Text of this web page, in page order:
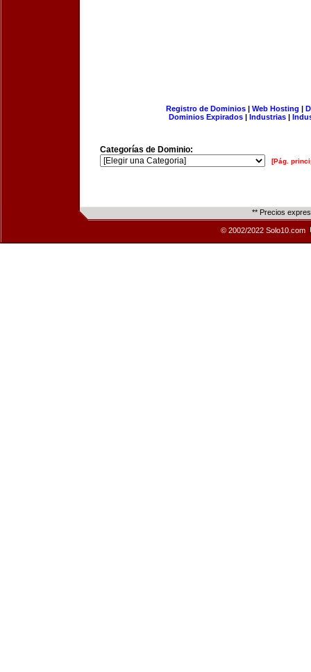
Registro de Dominios| Web Hosting |
Dominios Expirados | Industrias |
Categorías de Dominio:
[Pág.
** Precios
© 2002/2022 Solo10.com